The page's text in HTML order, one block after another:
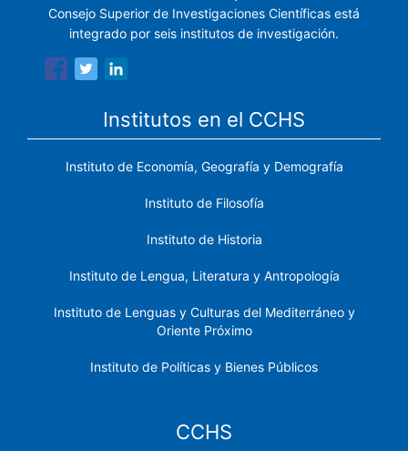
Consejo Superior de Investigaciones Científicas está
integrado por seis institutos de investigación.
Institutos en el CCHS
Instituto de Economía, Geografía y Demografía
Instituto de Filosofía
Instituto de Historia
Instituto de Lengua, Literatura y Antropología
Instituto de Lenguas y Culturas del Mediterráneo y
Oriente Próximo
Instituto de Políticas y Bienes Públicos
CCHS